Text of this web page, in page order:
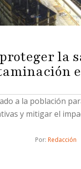
la
a la población
y mitigar el
Por: Redacción